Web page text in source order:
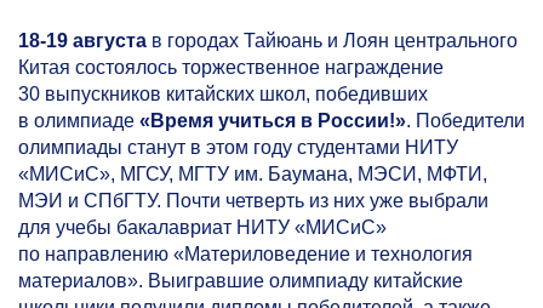
18-19 августа в городах Тайюань и Лоян центрального
Китая состоялось торжественное награждение
30 выпускников китайских школ, победивших
в олимпиаде «Время учиться в России!». Победители
олимпиады станут в этом году студентами НИТУ
«МИСиС», МГСУ, МГТУ им. Баумана, МЭСИ, МФТИ,
МЭИ и СПбГТУ. Почти четверть из них уже выбрали
для учебы бакалавриат НИТУ «МИСиС»
по направлению «Материловедение и технология
материалов». Выигравшие олимпиаду китайские